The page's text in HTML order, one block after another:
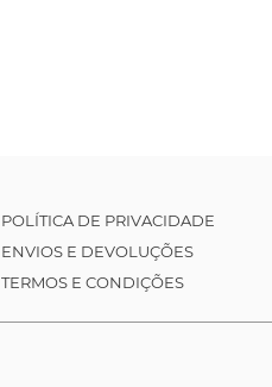
POLÍTICA DE PRIVACIDADE
ENVIOS E DEVOLUÇÕES
TERMOS E CONDIÇÕES